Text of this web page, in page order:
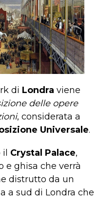
di Londra viene
delle opere
, considerata a
Universale.
Crystal Palace,
e ghisa che verrà
distrutto da un
a sud di Londra che